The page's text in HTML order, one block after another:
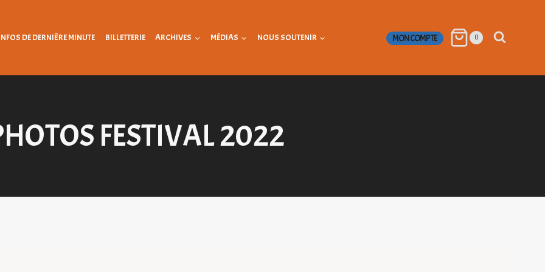
DE DERNIÈRE MINUTE BILLETTERIE ARCHIVES MÉDIAS NOUS SOUTENIR MON COMPTE 0
FESTIVAL 2022